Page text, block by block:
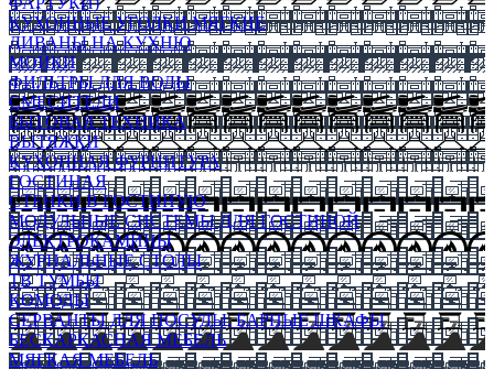
КУХОННЫЕ УГОЛКИ МЯГКИЕ
ДИВАНЫ НА КУХНЮ
МОЙКИ
ФИЛЬТРЫ ДЛЯ ВОДЫ
СМЕСИТЕЛИ
БЫТОВАЯ ТЕХНИКА
ВЫТЯЖКИ
КУХОННАЯ ФУРНИТУРА
ГОСТИНАЯ
СТЕНКИ В ГОСТИНУЮ
МОДУЛЬНЫЕ СИСТЕМЫ ДЛЯ ГОСТИНОЙ
ЭЛЕКТРОКАМИНЫ
ЖУРНАЛЬНЫЕ СТОЛЫ
ТВ ТУМБЫ
КОМОДЫ
СЕРВАНТЫ ДЛЯ ПОСУДЫ, БАРНЫЕ ШКАФЫ
БЕСКАРКАСНАЯ МЕБЕЛЬ
МЯГКАЯ МЕБЕЛЬ